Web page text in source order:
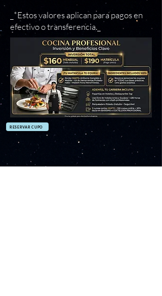
_*Estos valores aplican para pagos en
efectivo o transferencia._
RESERVAR CUPO